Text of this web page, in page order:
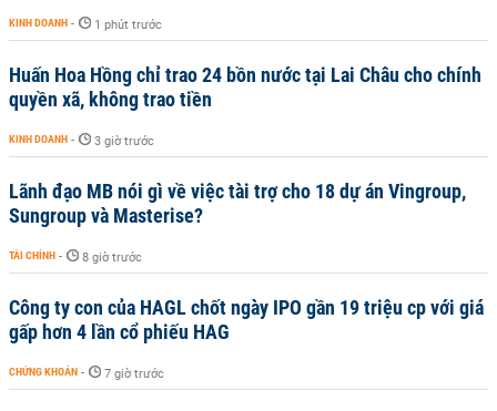
KINH DOANH - 1 phút trước
Huấn Hoa Hồng chỉ trao 24 bồn nước tại Lai Châu cho chính
quyền xã, không trao tiền
KINH DOANH - 3 giờ trước
Lãnh đạo MB nói gì về việc tài trợ cho 18 dự án Vingroup,
Sungroup và Masterise?
TÀI CHÍNH - 8 giờ trước
Công ty con của HAGL chốt ngày IPO gần 19 triệu cp với giá
gấp hơn 4 lần cổ phiếu HAG
CHỨNG KHOÁN - 7 giờ trước